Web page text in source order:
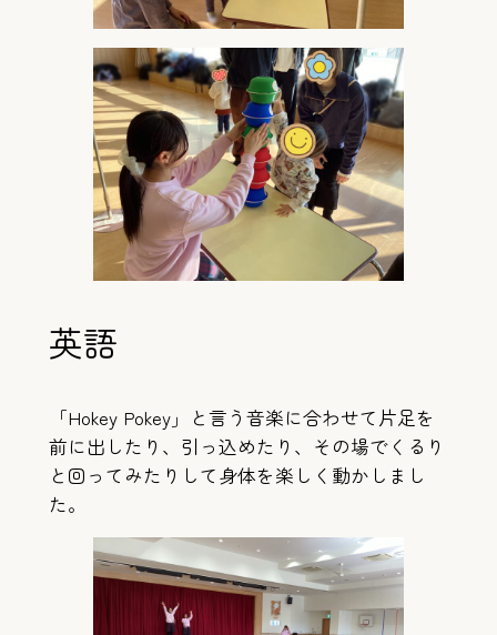
英語
「Hokey Pokey」と言う音楽に合わせて片足を
前に出したり、引っ込めたり、その場でくるり
と回ってみたりして身体を楽しく動かしまし
た。